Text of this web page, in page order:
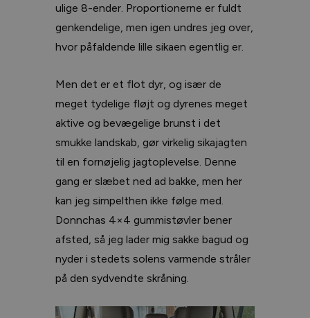
ulige 8-ender. Proportionerne er fuldt
genkendelige, men igen undres jeg over,
hvor påfaldende lille sikaen egentlig er.
Men det er et flot dyr, og især de
meget tydelige fløjt og dyrenes meget
aktive og bevægelige brunst i det
smukke landskab, gør virkelig sikajagten
til en fornøjelig jagtoplevelse. Denne
gang er slæbet ned ad bakke, men her
kan jeg simpelthen ikke følge med.
Donnchas 4×4 gummistøvler bener
afsted, så jeg lader mig sakke bagud og
nyder i stedets solens varmende stråler
på den sydvendte skråning.